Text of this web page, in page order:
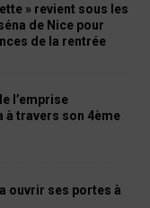
» revient sous les
de Nice pour
de la rentrée
l’emprise
à travers son 4ème
ouvrir ses portes à